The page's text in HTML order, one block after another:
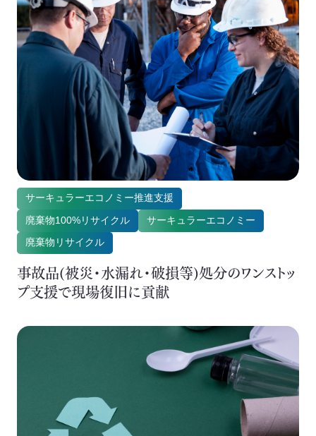
海外事業
Mission
セミナー・イベント
会社概要
業務連携
サーキュラーエコノミー推進支援
廃棄物100%リサイクル
サーキュラーエコノミー
廃棄物リサイクル
事故品(被災・水漏れ・破損等)処分のワンストッ
プ支援で現場復旧に貢献